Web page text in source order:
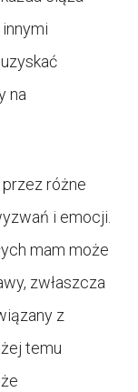
na
różne
i emocji.
mam może
zwłaszcza
z
temu